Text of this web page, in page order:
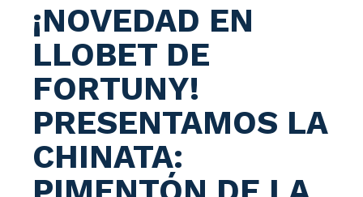
¡NOVEDAD EN
LLOBET DE
FORTUNY!
PRESENTAMOS LA
CHINATA: